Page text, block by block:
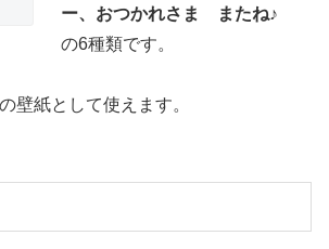
ー、おつかれさま またね♪
の6種類です。
壁紙として使えます。